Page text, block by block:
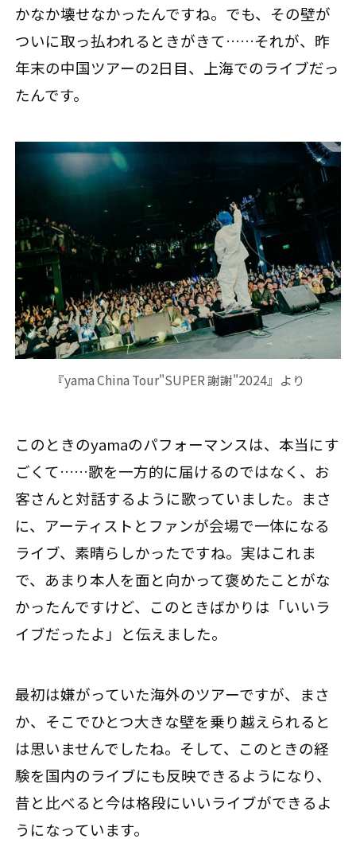
かなか壊せなかったんですね。でも、その壁が
ついに取っ払われるときがきて……それが、昨
年末の中国ツアーの2日目、上海でのライブだっ
たんです。
『yama China Tour"SUPER 謝謝"2024』より
このときのyamaのパフォーマンスは、本当にす
ごくて……歌を一方的に届けるのではなく、お
客さんと対話するように歌っていました。まさ
に、アーティストとファンが会場で一体になる
ライブ、素晴らしかったですね。実はこれま
で、あまり本人を面と向かって褒めたことがな
かったんですけど、このときばかりは「いいラ
イブだったよ」と伝えました。
最初は嫌がっていた海外のツアーですが、まさ
か、そこでひとつ大きな壁を乗り越えられると
は思いませんでしたね。そして、このときの経
験を国内のライブにも反映できるようになり、
昔と比べると今は格段にいいライブができるよ
うになっています。